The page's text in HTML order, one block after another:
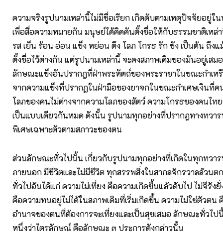
ความจริงรูปนามเหล่านี้ไม่มีชื่อเรียก เกิดดับตามเหตุปัจจัยอยู่ใ
เพื่อสื่อความหมายกัน มนุษย์ได้คิดคันตั้งชื่อให้กับธรรมชาติเหล่า
รส เย็น ร้อน อ่อน แข็ง หย่อน ตึง โลภ โกรธ รัก ชัง เป็นต้น ถึงแ
ตั้งชื่อไว้ต่างกัน แต่รูปนามเหล่านี้ จะคงสภาพเดิมของมันอยู่เสม
ลักษณะแข็งอันปรากฎที่ฝ่าพระหัตถ์ของพระราชาในขณะกำเห
จากความแข็งที่ปรากฏในฝ่ามือของยาจกในขณะกำเศษเงินที่ค
โลภของคนไม่ต่างจากความโลภของสัตว์ ความโกรธของคนไท
เป็นแบบเดียวกันหมด ดังนั้น รูปนามทุกอย่างที่ปรากฎทางทวา
พิเศษเฉพาะตัวตามสภาวะของตน
ส่วนลักษณะทั่วไปนั้น เกี่ยวกับรูปนามทุกอย่างที่เกิดในทุกทวาร
ภายนอก มีชีวิตและไม่มีชีวิต ทุกสรรพสิ่งในสากลจักรวาลล้วน
ทั่วไปอันได้แก่ ความไม่เที่ยง คือความเกิดขึ้นแล้วดับไป ไม่จีรัง
คือความทนอยู่ไม่ได้ในสภาพเดิมที่เริ่มเกิดขึ้น ความไม่ใช่ตัวตน
อำนาจของตนที่ต้องการจะเที่ยงและเป็นสุขเสมอ ลักษณะทั่วไป
หนึ่งว่าไตรลักษณ์ คือลักษณะ ๓ ประการดังกล่าวนั้น